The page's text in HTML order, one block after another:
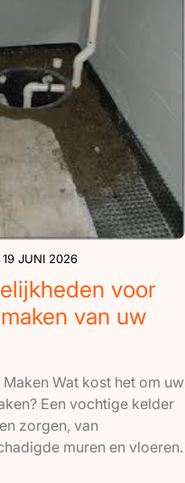
19 JUNI 2026
voor
van uw
Wat kost het om uw
Een vochtige kelder
zorgen, van
muren en vloeren.